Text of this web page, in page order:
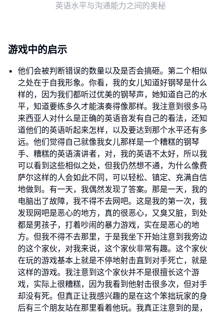
英语水平与沟通能力之间的奥秘
游戏中的启示
他们会被判断错误的数量以及是否会搞砸。第二个相似
之处在于自我形象。你看，我的女儿知道好钢琴是什么
样的，因为我们都听过优美的钢琴声，她知道自己的水
平，知道要练多久才能演奏得像那样。我注意到很多马
来西亚人对什么是正确的英语音发有自己的看法，还知
道他们的英语听起来怎样，以及要达到那个水平还有多
远。他们觉得自己就像我女儿那样是一个糟糕的钢琴
手、糟糕的英语演讲者，对，我的英语不太好，所以我
可以看到这些相似之处，但我仍然想不通，为什么像费
萨尔这样的人会如此不同，可以轻松、镇定、充满自信
地做到。有一天，我偶然发现了答案。那是一天，我的
电脑出了故障，我不得不去网吧。这是我的第一次，我
发现网吧是恶心的地方，真的很恶心，又臭又脏，到处
都是男孩子，打着吵闹的暴力游戏，实在是恶心的地
方。但我不得不去那里，于是我坐下开始注意到我旁边
的这个家伙，对我来说，这个家伙非常有趣。这个家伙
在玩的游戏基本上就是不停地射击直到对手死亡，就是
这样的游戏。我注意到这个家伙并不是很擅长这个游
戏，实际上很糟糕，因为我看到他射击很多次，但对手
却没有死。但真正让我感兴趣的是在这个笨拙玩家的身
后有三个朋友站在那里看着他玩。我真正注意到的是，